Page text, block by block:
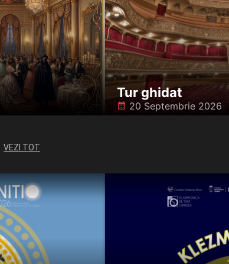
Tur ghidat
󰸗 20 Septembrie 2026
VEZI TOT